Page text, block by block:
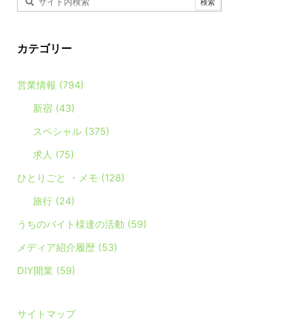
カテゴリー
営業情報 (794)
新宿 (43)
スペシャル (375)
求人 (75)
ひとりごと ・メモ (128)
旅行 (24)
うちのバイト様達の活動 (59)
メディア紹介履歴 (53)
DIY開業 (59)
サイトマップ